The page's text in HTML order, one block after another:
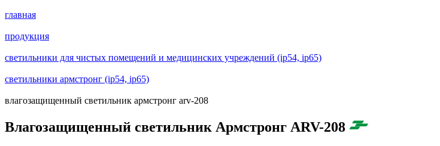
главная
продукция
светильники для чистых помещений и медицинских учреждений (ip54, ip65)
светильники армстронг (ip54, ip65)
влагозащищенный светильник армстронг arv-208
Влагозащищенный светильник Армстронг ARV-208